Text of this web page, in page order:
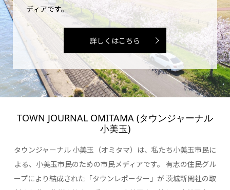
ディアです。
詳しくはこちら
TOWN JOURNAL OMITAMA (タウンジャーナル
小美玉)
タウンジャーナル 小美玉（オミタマ）は、私たち小美玉市民に
よる、小美玉市民のための市民メディアです。 有志の住民グル
ープにより結成された「タウンレポーター」が 茨城新聞社の取